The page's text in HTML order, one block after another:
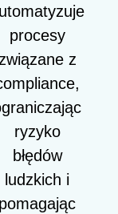
procesy
związane z
ryzyko
błędów
ludzkich i
pomagając